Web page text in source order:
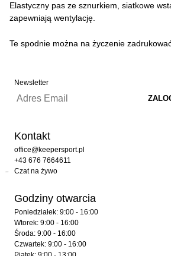
Elastyczny pas ze sznurkiem, siatkowe
zapewniają wentylację.
Te spodnie można na życzenie
Newsletter
Kontakt
office@keepersport.pl
+43 676 7664611
Czat na żywo
Godziny otwarcia
Poniedziałek: 9:00 - 16:00
Wtorek: 9:00 - 16:00
Środa: 9:00 - 16:00
Czwartek: 9:00 - 16:00